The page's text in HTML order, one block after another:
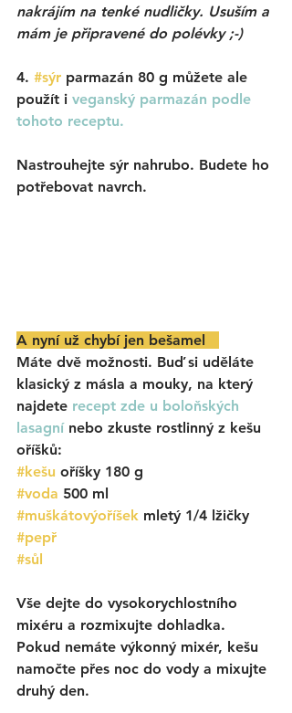
nakrájím na tenké nudličky. Usuším a
mám je připravené do polévky ;-)
4. #sýr parmazán 80 g můžete ale
použít i veganský parmazán podle
tohoto receptu.
Nastrouhejte sýr nahrubo. Budete ho
potřebovat navrch.
A nyní už chybí jen bešamel
Máte dvě možnosti. Buď si uděláte
klasický z másla a mouky, na který
najdete recept zde u boloňských
lasagní nebo zkuste rostlinný z kešu
oříšků:
#kešu oříšky 180 g
#voda 500 ml
#muškátovýoříšek mletý 1/4 lžičky
#pepř
#sůl
Vše dejte do vysokorychlostního
mixéru a rozmixujte dohladka.
Pokud nemáte výkonný mixér, kešu
namočte přes noc do vody a mixujte
druhý den.